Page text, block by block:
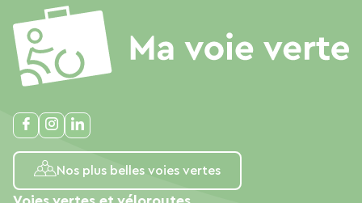
Nos plus belles voies vertes